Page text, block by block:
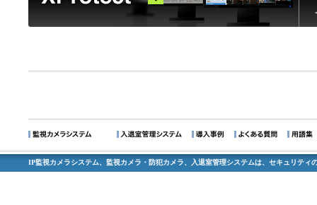
IP監視カメラシステム、監視カメラ・防犯カメラ、入退室管理システムは、セキュリティ